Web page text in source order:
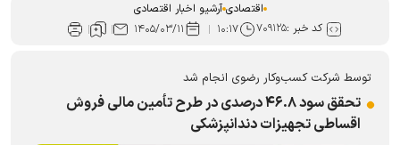
اقتصادی آرشیو اخبار اقتصادی
کد خبر :۷۰۹۱۲۵ ۱۰:۱۷ ۱۴۰۵/۰۳/۱۱
توسط شرکت کسب‌وکار رضوی انجام شد
تحقق سود ۴۶.۸ درصدی در طرح تأمین مالی فروش
اقساطی تجهیزات دندانپزشکی